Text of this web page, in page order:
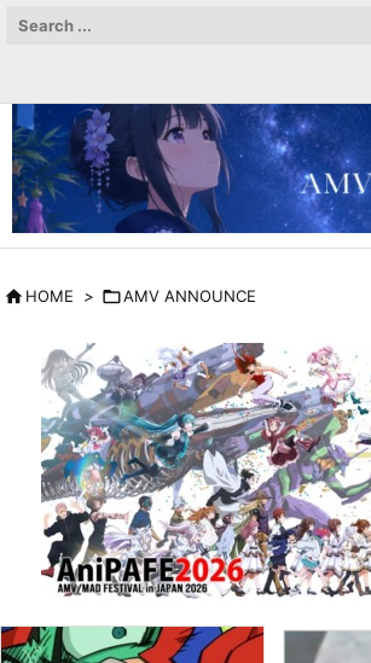
HOME > AMV ANNOUNCE